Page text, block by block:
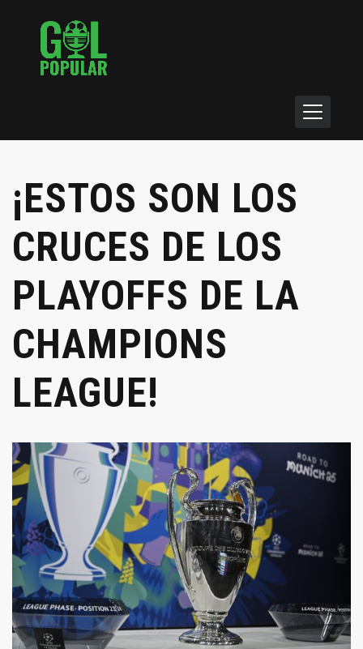
¡ESTOS SON LOS
CRUCES DE LOS
PLAYOFFS DE LA
CHAMPIONS
LEAGUE!